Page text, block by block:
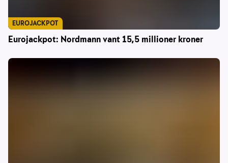
Eurojackpot: Nordmann vant 15,5 millioner kroner
EUROJACKPOT